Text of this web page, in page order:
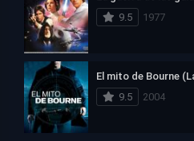
9.5
1977
El mito de Bourne
9.5
2004